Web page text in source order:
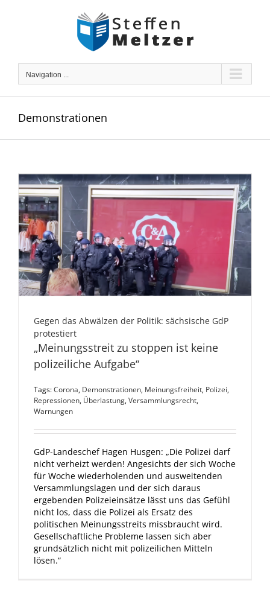
Navigation ...
Demonstrationen
Gegen das Abwälzen der Politik: sächsische GdP
protestiert
„Meinungsstreit zu stoppen ist keine
polizeiliche Aufgabe“
Tags:Corona, Demonstrationen, Meinungsfreiheit, Polizei,
Repressionen, Überlastung,Versammlungsrecht,
Warnungen
GdP-Landeschef Hagen Husgen: „Die Polizei darf
nicht verheizt werden! Angesichts der sich Woche
für Woche wiederholenden und ausweitenden
Versammlungslagen und der sich daraus
ergebenden Polizeieinsätze lässt uns das Gefühl
nicht los, dass die Polizei als Ersatz des
politischen Meinungsstreits missbraucht wird.
Gesellschaftliche Probleme lassen sich aber
grundsätzlich nicht mit polizeilichen Mitteln
lösen.“